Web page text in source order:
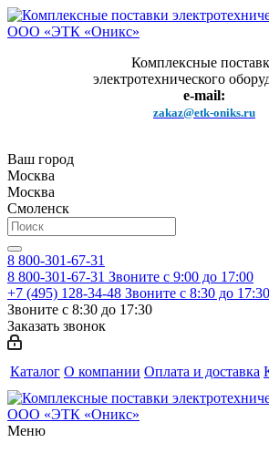
Комплексные
электротехнического
e-mail:
zakaz@etk-oniks.ru
Ваш город
Москва
Москва
Смоленск
8 800-301-67-31
8 800-301-67-31 Звоните с 9:00 до 17:00
+7 (495) 128-34-48 Звоните с 8:30 до 17:30
Звоните с 8:30 до 17:30
Заказать звонок
Каталог О компании Оплата и доставка
Меню